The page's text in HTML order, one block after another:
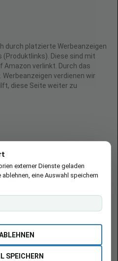
durch platzierte Werbeanzeigen
(Produktlinks). Diese sind mit
Amazon verlinkt. Durch das
verdienen wir
diese Seite weiter zu
Seitenbetreiber an qualifizierten
angezeigt werden,
Stand (Datum/Uhrzeit) und
jederzeit ändern. Für den Kauf
zu Preis und Verfügbarkeit, die
maßgeblichen Amazon-
externer Dienste geladen
eine Auswahl speichern
SPEICHERN